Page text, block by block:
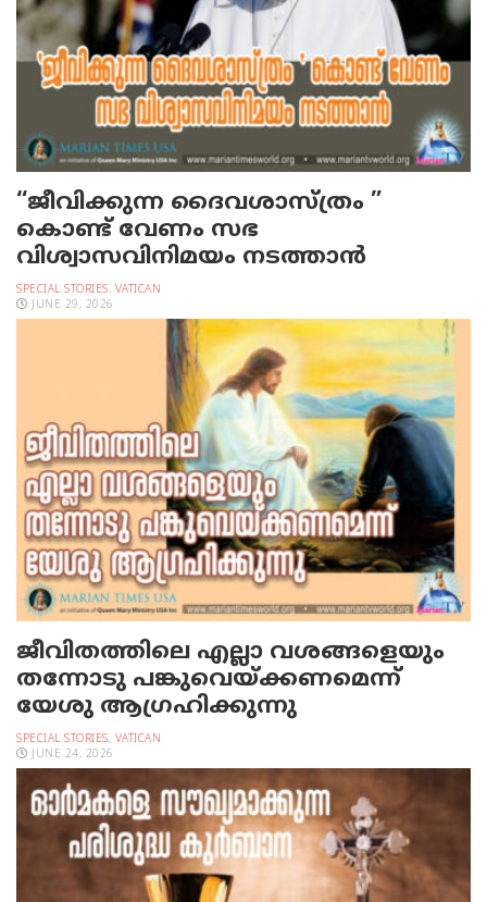
“ജീവിക്കുന്ന ദൈവശാസ്ത്രം ”
കൊണ്ട് വേണം സഭ
വിശ്വാസവിനിമയം നടത്താൻ
SPECIAL STORIES, VATICAN
JUNE 29, 2026
ജീവിതത്തിലെ എല്ലാ വശങ്ങളെയും
തന്നോടു പങ്കുവെയ്ക്കണമെന്ന്
യേശു ആഗ്രഹിക്കുന്നു
SPECIAL STORIES, VATICAN
JUNE 24, 2026